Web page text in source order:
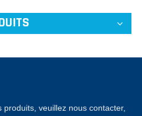
veuillez nous contacter,